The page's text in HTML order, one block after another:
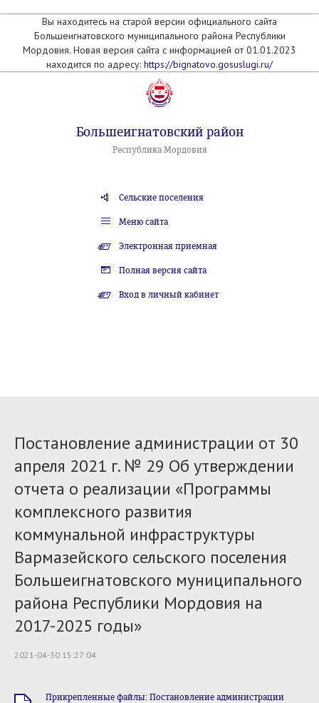
Вы находитесь на старой версии официального сайта
Большеигнатовского муниципального района Республики
Мордовия. Новая версия сайта с информацией от 01.01.2023
находится по адресу: https://bignatovo.gosuslugi.ru/
Большеигнатовский район
Республика Мордовия
Сельские поселения
Меню сайта
Электронная приемная
Полная версия сайта
Вход в личный кабинет
Постановление администрации от 30
апреля 2021 г. № 29 Об утверждении
отчета о реализации «Программы
комплексного развития
коммунальной инфраструктуры
Вармазейского сельского поселения
Большеигнатовского муниципального
района Республики Мордовия на
2017-2025 годы»
2021-04-30 15:27:04
Прикрепленные файлы: Постановление администрации